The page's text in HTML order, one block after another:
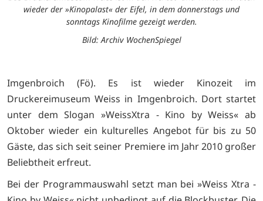
wieder der »Kinopalast« der Eifel, in dem donnerstags und
sonntags Kinofilme gezeigt werden.
Bild: Archiv WochenSpiegel
Imgenbroich (Fö). Es ist wieder Kinozeit im
Druckereimuseum Weiss in Imgenbroich. Dort startet
unter dem Slogan »WeissXtra - Kino by Weiss« ab
Oktober wieder ein kulturelles Angebot für bis zu 50
Gäste, das sich seit seiner Premiere im Jahr 2010 großer
Beliebtheit erfreut.
Bei der Programmauswahl setzt man bei »Weiss Xtra -